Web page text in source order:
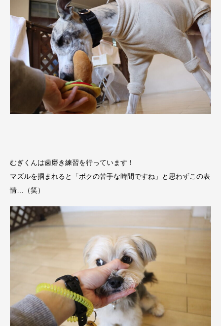
むぎくんは歯磨き練習を行っています！
マズルを掴まれると「ボクの苦手な時間ですね」と思わずこの表
情…（笑）